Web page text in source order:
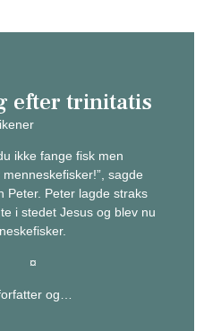
efter trinitatis
ikke fange fisk men
sagde
Peter. Peter lagde straks
i stedet Jesus og blev nu
¤
og…